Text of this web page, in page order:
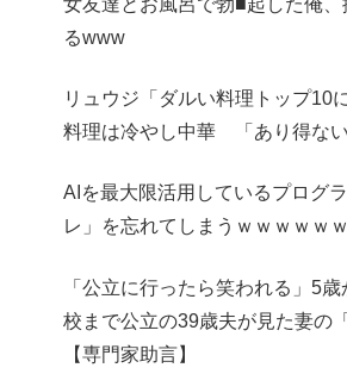
女友達とお風呂で勃■起した俺
るwww
リュウジ「ダルい料理トップ10
料理は冷やし中華 「あり得ない
AIを最大限活用しているプログ
レ」を忘れてしまうｗｗｗｗｗｗ
「公立に行ったら笑われる」5
校まで公立の39歳夫が見た妻の
【専門家助言】